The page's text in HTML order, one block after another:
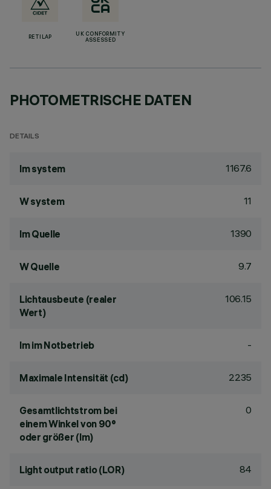
RETILAP
UK CONFORMITY
ASSESSED
PHOTOMETRISCHE DATEN
DETAILS
lm system 1167.6
W system 11
lm Quelle 1390
W Quelle 9.7
Lichtausbeute (realer
Wert)
106.15
lm im Notbetrieb -
Maximale Intensität (cd) 2235
Gesamtlichtstrom bei
einem Winkel von 90°
oder größer (lm)
0
Light output ratio (LOR) 84